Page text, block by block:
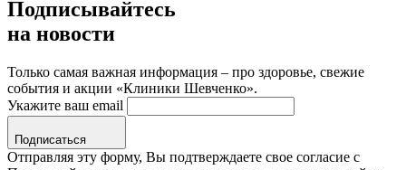
Подписывайтесь
на новости
Только самая важная информация – про здоровье, свежие
события и акции «Клиники Шевченко».
Укажите ваш email
Подписаться
Отправляя эту форму, Вы подтверждаете свое согласие с